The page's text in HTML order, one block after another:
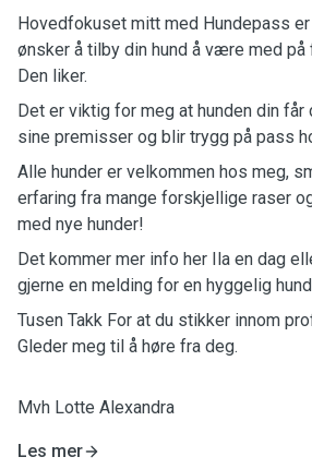
Hovedfokuset mitt med Hundepass
ønsker å tilby din hund å være med
Den liker.
Det er viktig for meg at hunden din får
sine premisser og blir trygg på pass
Alle hunder er velkommen hos meg,
erfaring fra mange forskjellige raser
med nye hunder!
Det kommer mer info her Ila en dag
gjerne en melding for en hyggelig
Tusen Takk For at du stikker innom
Gleder meg til å høre fra deg.
Mvh Lotte Alexandra
Les mer